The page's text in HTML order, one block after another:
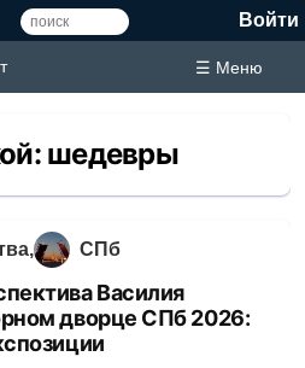
Войти
☰ Меню
шедевры
СПб
дворце СПб 2026: